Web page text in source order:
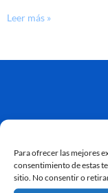
Para ofrecer las mejores
consentimiento de estas
sitio. No consentir o
Leer más »